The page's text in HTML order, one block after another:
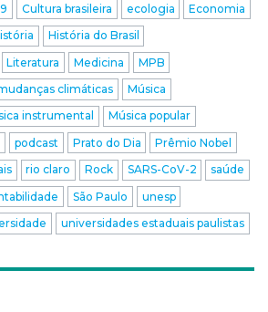
Cultura brasileira ecologia
Economia
História do Brasil
Literatura Medicina
MPB
climáticas
Música
instrumental
Música popular
podcast Prato do Dia
Prêmio Nobel
rio claro Rock SARS-CoV-2
saúde
São Paulo
unesp
universidades estaduais paulistas